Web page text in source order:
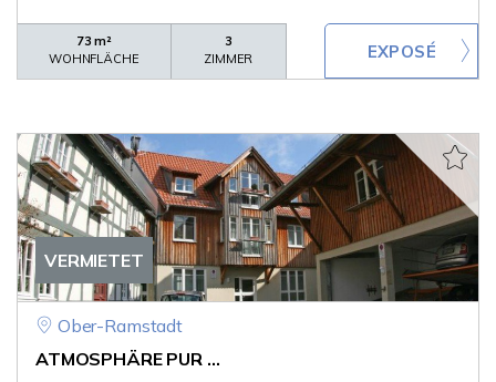
73 m²
WOHNFLÄCHE
3
ZIMMER
VERMIETET
Ober-Ramstadt
ATMOSPHÄRE PUR ...